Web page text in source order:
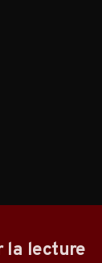
la lecture